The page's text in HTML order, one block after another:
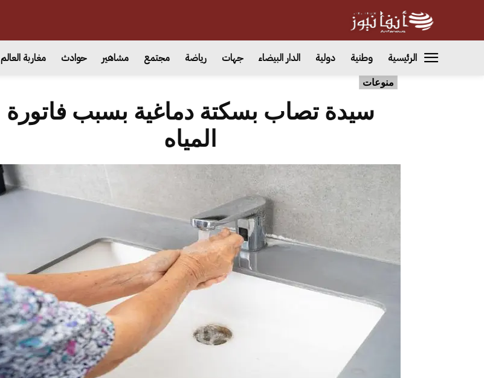
الرئيسية وطنية دولية الدار البيضاء جهات رياضة مجتمع مشاهير حوادث مغاربة العالم
منوعات
سيدة تصاب بسكتة دماغية بسبب فاتورة
المياه